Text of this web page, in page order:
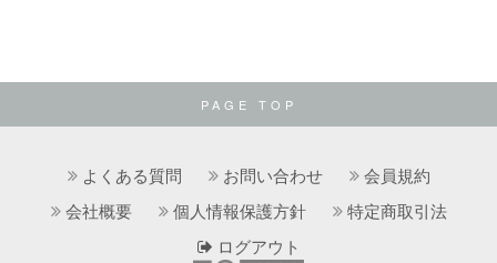
PAGE TOP
よくある質問 お問い合わせ
会員規約
会社概要
個人情報保護方針
特定商取引法
ログアウト